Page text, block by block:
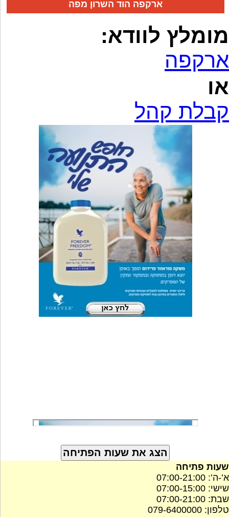
ארקפה הוד השרון מפה
מומלץ לוודא:
ארקפה
או
קבלת קהל
שעות פתיחה
א’-ה’: 07:00-21:00
שישי: 07:00-15:00
שבת: 07:00-21:00
טלפון: 079-6400000